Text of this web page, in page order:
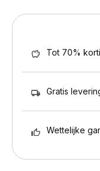
Tot 70%
Gratis
Wettelijke